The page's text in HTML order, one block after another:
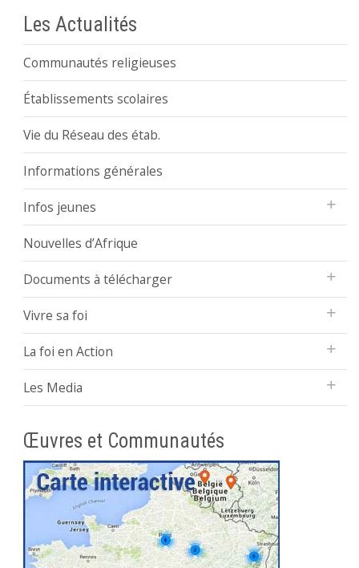
Les Actualités
Communautés religieuses
Établissements scolaires
Vie du Réseau des étab.
Informations générales
Infos jeunes
Nouvelles d’Afrique
Documents à télécharger
Vivre sa foi
La foi en Action
Les Media
Œuvres et Communautés